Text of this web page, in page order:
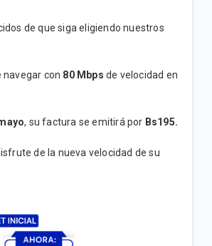
| B2B
exclusivo para impulsar tu
Empresa Medio ahora tiene
Bolsas Ilimitadas B2B
la velocidad de su plan Empresa
de que siga eligiendo nuestros
navegar con 80 Mbps de velocidad en
, su factura se emitirá por Bs195.
de la nueva velocidad de su